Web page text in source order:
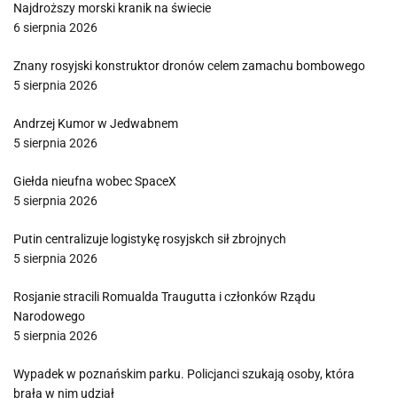
Najdroższy morski kranik na świecie
6 sierpnia 2026
Znany rosyjski konstruktor dronów celem zamachu bombowego
5 sierpnia 2026
Andrzej Kumor w Jedwabnem
5 sierpnia 2026
Giełda nieufna wobec SpaceX
5 sierpnia 2026
Putin centralizuje logistykę rosyjskch sił zbrojnych
5 sierpnia 2026
Rosjanie stracili Romualda Traugutta i członków Rządu
Narodowego
5 sierpnia 2026
Wypadek w poznańskim parku. Policjanci szukają osoby, która
brała w nim udział